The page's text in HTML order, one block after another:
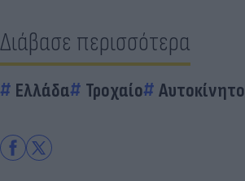
Διάβασε περισσότερα
Ελλάδα Τροχαίο Αυτοκίνητο